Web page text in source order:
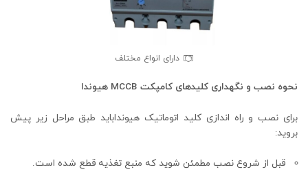
دارای انواع مختلف
نحوه نصب و نگهداری کلیدهای کامپکت MCCB هیوندا
برای نصب و راه اندازی کلید اتوماتیک هیونداباید طبق مراحل زیر پیش
بروید:
قبل از شروع نصب مطمئن شوید که منبع تغذیه قطع شده است.